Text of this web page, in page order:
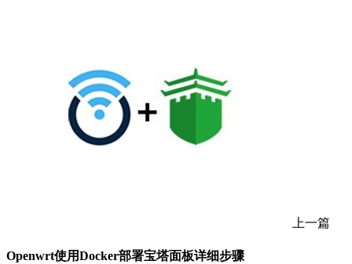
上一篇
Openwrt使用Docker部署宝塔面板详细步骤